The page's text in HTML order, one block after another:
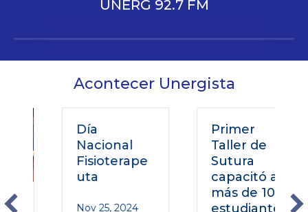
UNERG 92.7 FM
Acontecer Unergista
Nacional
Fisioterape
uta
Nov 25, 2024
Primer
Taller de
Sutura
capacitó a
más de 100
estudiantes